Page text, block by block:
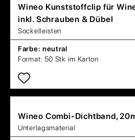
Wineo Kunststoffclip für
inkl. Schrauben & Dübel
Sockelleisten
Farbe: neutral
Format: 50 Stk im Karton
Wineo Combi-Dichtband,
Unterlagsmaterial